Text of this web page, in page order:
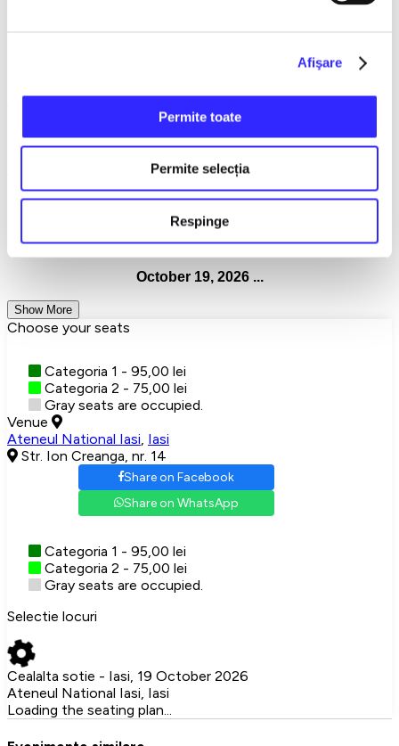
Afişare
Permite toate
Permite selecția
Respinge
Bârsan, Livia Taloi, Magdalena Chihaia, Irena Boclincă,
Alin Brancu.
Recommended: 14+
Teatrul Rosu
Detalii eveniment
The Other Wife
October 19, 2026 ...
Show More
Choose your seats
Categoria 1 - 95,00 lei
Categoria 2 - 75,00 lei
Gray seats are occupied.
Venue
Ateneul National Iasi Iasi
Str. Ion Creanga, nr. 14
Share on Facebook
Share on WhatsApp
Categoria 1 - 95,00 lei
Categoria 2 - 75,00 lei
Gray seats are occupied.
Selectie locuri
Cealalta sotie - Iasi, 19 October 2026
Ateneul National Iasi, Iasi
Loading the seating plan...